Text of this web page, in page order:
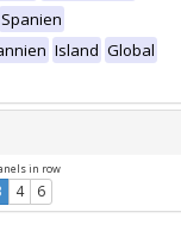
Spanien
Island Global
in row
4 6